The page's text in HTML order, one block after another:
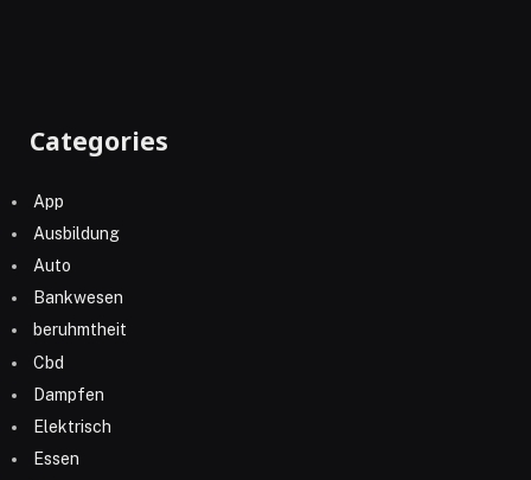
Categories
App
Ausbildung
Auto
Bankwesen
beruhmtheit
Cbd
Dampfen
Elektrisch
Essen